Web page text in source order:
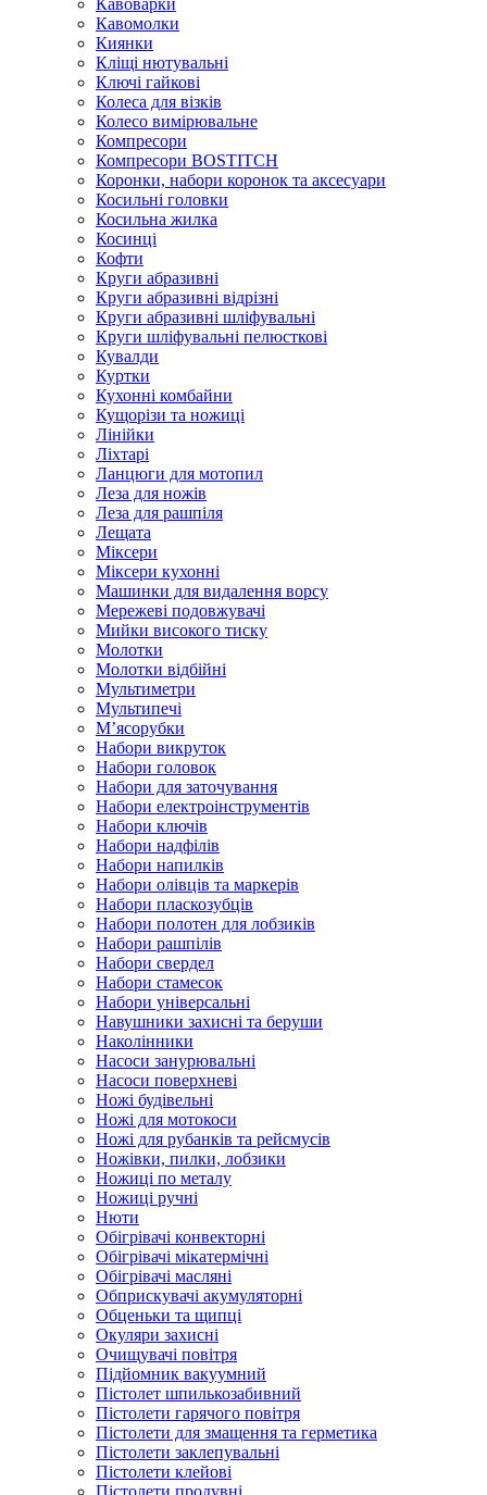
Кавоварки
Кавомолки
Киянки
Кліщі нютувальні
Ключі гайкові
Колеса для візків
Колесо вимірювальне
Компресори
Компресори BOSTITCH
Коронки, набори коронок та аксесуари
Косильні головки
Косильна жилка
Косинці
Кофти
Круги абразивні
Круги абразивні відрізні
Круги абразивні шліфувальні
Круги шліфувальні пелюсткові
Кувалди
Куртки
Кухонні комбайни
Кущорізи та ножиці
Лінійки
Ліхтарі
Ланцюги для мотопил
Леза для ножів
Леза для рашпіля
Лещата
Міксери
Міксери кухонні
Машинки для видалення ворсу
Мережеві подовжувачі
Мийки високого тиску
Молотки
Молотки відбійні
Мультиметри
Мультипечі
М’ясорубки
Набори викруток
Набори головок
Набори для заточування
Набори електроінструментів
Набори ключів
Набори надфілів
Набори напилків
Набори олівців та маркерів
Набори пласкозубців
Набори полотен для лобзиків
Набори рашпілів
Набори свердел
Набори стамесок
Набори універсальні
Навушники захисні та беруши
Наколінники
Насоси занурювальні
Насоси поверхневі
Ножі будівельні
Ножі для мотокоси
Ножі для рубанків та рейсмусів
Ножівки, пилки, лобзики
Ножиці по металу
Ножиці ручні
Нюти
Обігрівачі конвекторні
Обігрівачі мікатермічні
Обігрівачі масляні
Обприскувачі акумуляторні
Обценьки та щипці
Окуляри захисні
Очищувачі повітря
Підйомник вакуумний
Пістолет шпилькозабивний
Пістолети гарячого повітря
Пістолети для змащення та герметика
Пістолети заклепувальні
Пістолети клейові
Пістолети продувні